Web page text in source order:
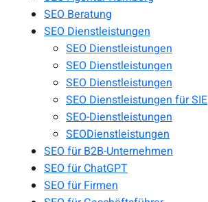
SEO Beratung
SEO Dienstleistungen
SEO Dienstleistungen
SEO Dienstleistungen
SEO Dienstleistungen
SEO Dienstleistungen für SIE
SEO-Dienstleistungen
SEODienstleistungen
SEO für B2B-Unternehmen
SEO für ChatGPT
SEO für Firmen